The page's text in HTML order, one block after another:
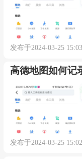
3、
在更多工具
中的【手车互
发布于2024-03-25
高德地图如何记
发布于2024-03-25